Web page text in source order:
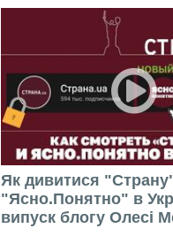
Як дивитися
"Ясно.Понятно" в
випуск блогу Олесі